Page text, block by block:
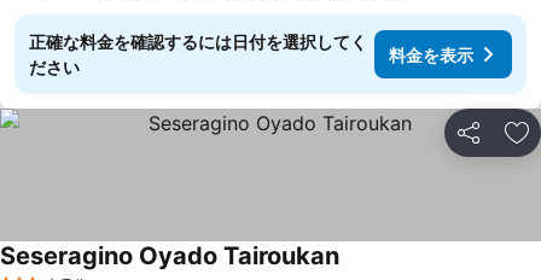
正確な料金を確認するには日付を選択してく
ださい
料金を表示
シェア お
Seseragino Oyado Tairoukan料金を表示